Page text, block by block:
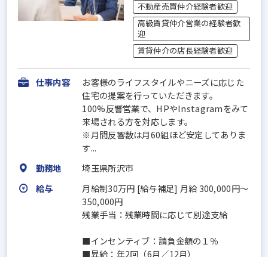
不動産売買仲介経験者歓迎
高級賃貸仲介営業の経験者歓
迎
賃貸仲介の店長経験者歓迎
仕事内容
お客様のライフスタイルやニーズに応じた
住宅の提案を行っていただきます。
100%反響営業で、HPやInstagramをみて
来場される方を対応します。
※月間反響数は月60組ほど安定してありま
す...
勤務地
埼玉県所沢市
給与
月給制30万円 [給与補足] 月給 300,000円～
350,000円
残業手当：残業時間に応じて別途支給
■インセンティブ：請負金額の１％
■昇給：年2回（6月／12月）